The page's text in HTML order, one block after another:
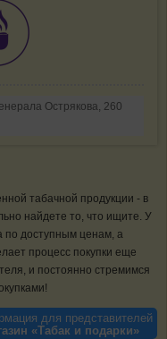
Острякова, 260
табачной продукции - в
найдете то, что ищите. У
по доступным ценам, а
процесс покупки еще
и постоянно стремимся
для представителей
«Табак и подарки»